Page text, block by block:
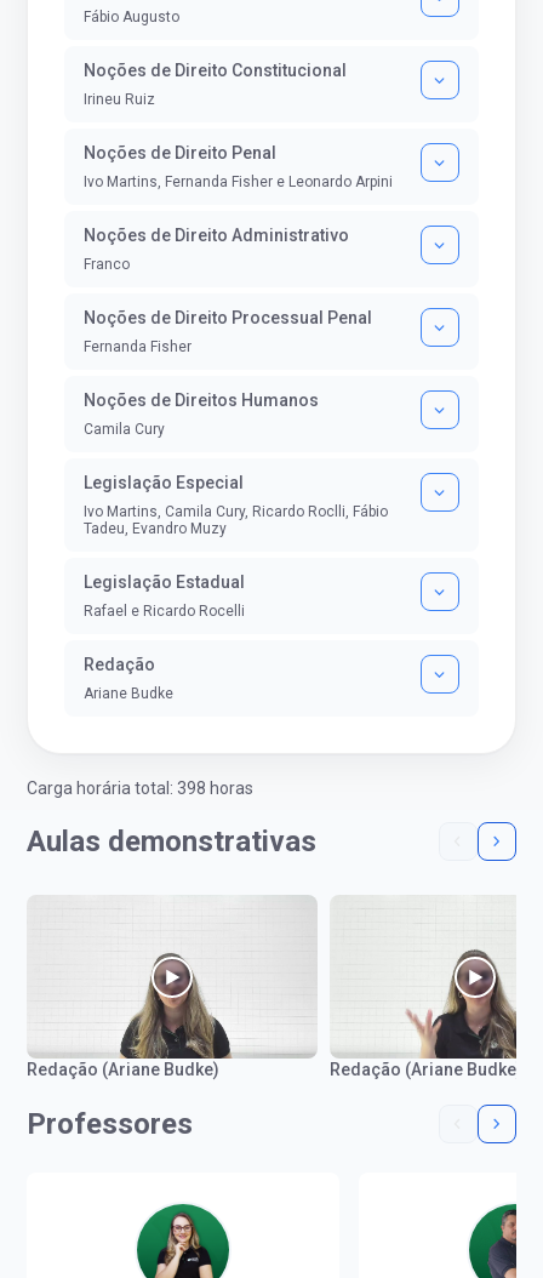
Fábio Augusto
Noções de Direito Constitucional
Irineu Ruiz
Noções de Direito Penal
Ivo Martins, Fernanda Fisher e Leonardo Arpini
Noções de Direito Administrativo
Franco
Noções de Direito Processual Penal
Fernanda Fisher
Noções de Direitos Humanos
Camila Cury
Legislação Especial
Ivo Martins, Camila Cury, Ricardo Roclli, Fábio
Tadeu, Evandro Muzy
Legislação Estadual
Rafael e Ricardo Rocelli
Redação
Ariane Budke
Carga horária total: 398 horas
Aulas demonstrativas
Redação (Ariane Budke) Redação (Ariane Budke)
Professores